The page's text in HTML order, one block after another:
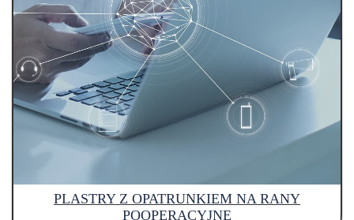
PLASTRY Z OPATRUNKIEM NA RANY
POOPERACYJNE